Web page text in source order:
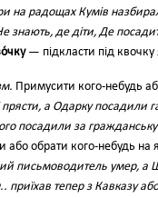
на радощах Кумів
знають, де діти, Де
— підкласти під
Примусити кого-небудь
а Одарку посадили
посадили за
або обрати кого-небудь на
письмоводитель умер, а
приїхав тепер з Кавказу